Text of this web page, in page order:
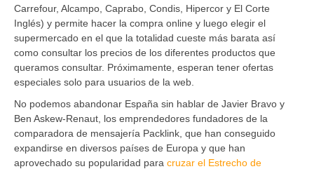
Carrefour, Alcampo, Caprabo, Condis, Hipercor y El Corte
Inglés) y permite hacer la compra online y luego elegir el
supermercado en el que la totalidad cueste más barata así
como consultar los precios de los diferentes productos que
queramos consultar. Próximamente, esperan tener ofertas
especiales solo para usuarios de la web.
No podemos abandonar España sin hablar de Javier Bravo y
Ben Askew-Renaut, los emprendedores fundadores de la
comparadora de mensajería Packlink, que han conseguido
expandirse en diversos países de Europa y que han
aprovechado su popularidad para cruzar el Estrecho de